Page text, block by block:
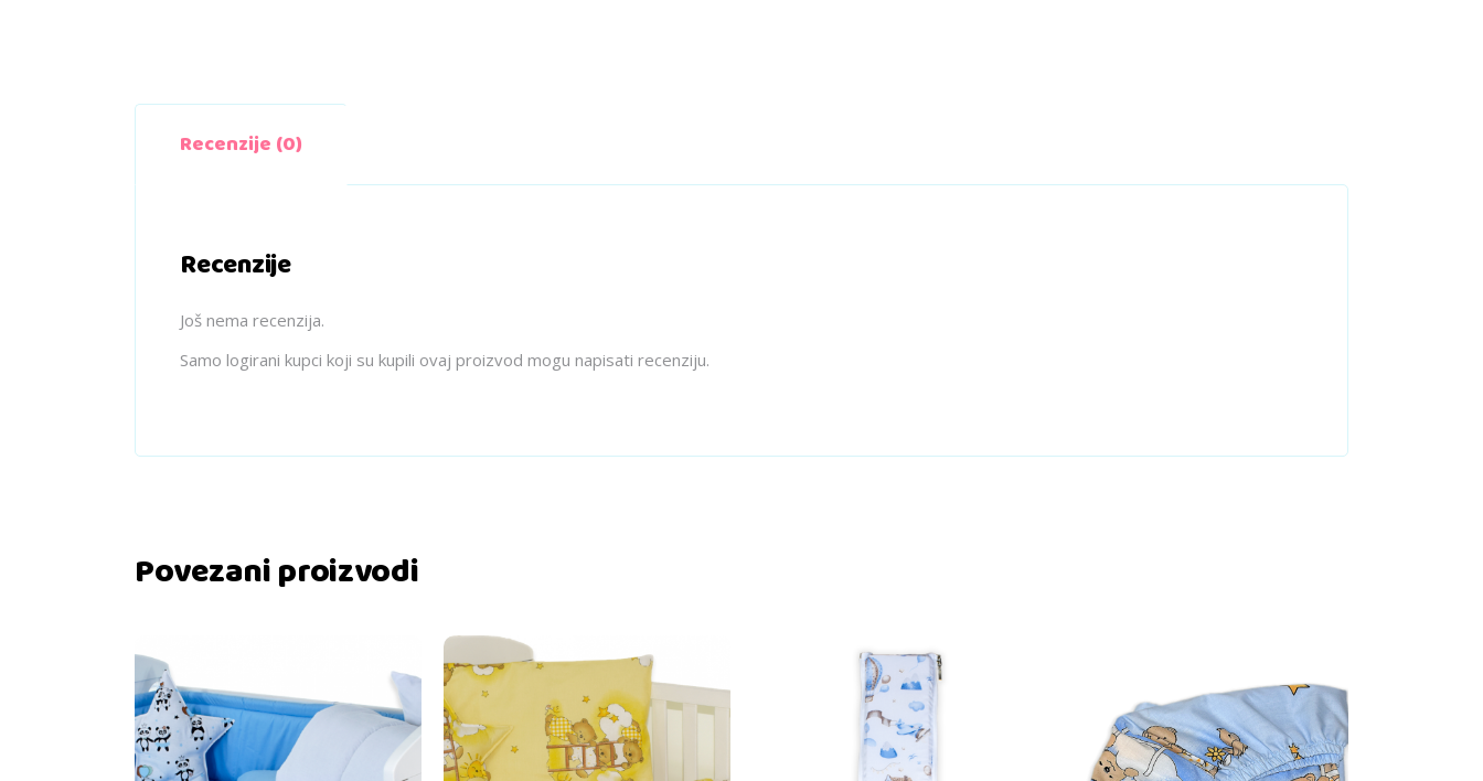
Recenzije (0)
Recenzije
Još nema recenzija.
Samo logirani kupci koji su kupili ovaj proizvod mogu napisati recenziju.
Povezani proizvodi